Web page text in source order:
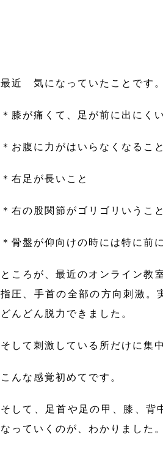
最近 気になっていたことです。
＊膝が痛くて、足が前に出にく
＊お腹に力がはいらなくなること
＊右足が長いこと
＊右の股関節がゴリゴリいうこ
＊骨盤が仰向けの時には特に前
ところが、最近のオンライン教
指圧、手首の全部の方向刺激。
どんどん脱力できました。
そして刺激している所だけに集
こんな感覚初めてです。
そして、足首や足の甲、膝、背
なっていくのが、わかりました。